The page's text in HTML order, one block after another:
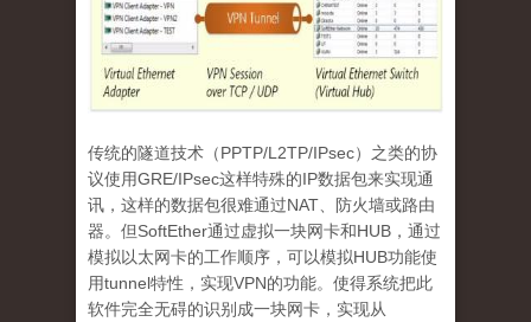
传统的隧道技术（PPTP/L2TP/IPsec）之类的协
议使用GRE/IPsec这样特殊的IP数据包来实现通
讯，这样的数据包很难通过NAT 、防火墙或路由
器。但SoftEther通过虚拟一块网卡和HUB ，通过
模拟以太网卡的工作顺序，可以模拟HUB功能使
用tunnel特性，实现VPN的功能。使得系统把此
软件完全无碍的识别成一块网卡，实现从